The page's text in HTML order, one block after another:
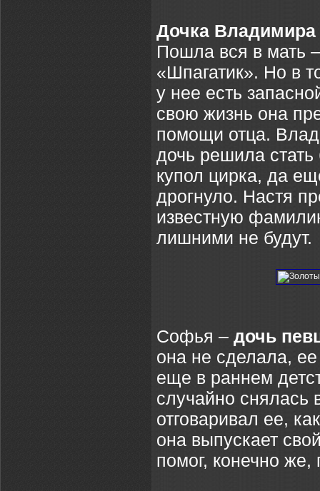
Дочка Владимира
Пошла вся в мать
«Шпагатик». Но в
у нее есть
свою жизнь она
помощи отца.
дочь решила стать
купол цирка, да
дрогнуло. Настя
известную
лишними не будут.
Софья – дочь
она не сделала,
еще в раннем
случайно снялась
отговаривал ее,
она выпускает
помог, конечно же,